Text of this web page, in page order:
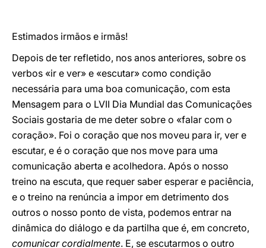
Estimados irmãos e irmãs!
Depois de ter refletido, nos anos anteriores, sobre os
verbos «ir e ver» e «escutar» como condição
necessária para uma boa comunicação, com esta
Mensagem para o LVII Dia Mundial das Comunicações
Sociais gostaria de me deter sobre o «falar com o
coração». Foi o coração que nos moveu para ir, ver e
escutar, e é o coração que nos move para uma
comunicação aberta e acolhedora. Após o nosso
treino na escuta, que requer saber esperar e paciência,
e o treino na renúncia a impor em detrimento dos
outros o nosso ponto de vista, podemos entrar na
dinâmica do diálogo e da partilha que é, em concreto,
comunicar cordialmente. E, se escutarmos o outro